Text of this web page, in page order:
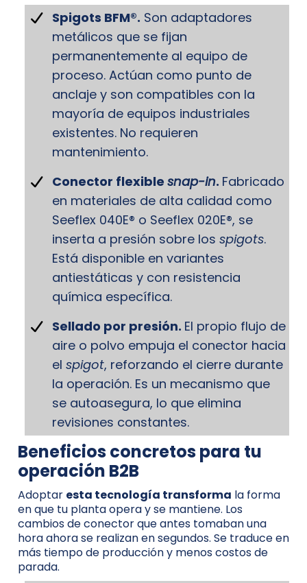
Spigots BFM®. Son adaptadores
metálicos que se fijan
permanentemente al equipo de
proceso. Actúan como punto de
anclaje y son compatibles con la
mayoría de equipos industriales
existentes. No requieren
mantenimiento.
Conector flexible snap-in. Fabricado
en materiales de alta calidad como
Seeflex 040E® o Seeflex 020E®, se
inserta a presión sobre los spigots.
Está disponible en variantes
antiestáticas y con resistencia
química específica.
Sellado por presión. El propio flujo de
aire o polvo empuja el conector hacia
el spigot, reforzando el cierre durante
la operación. Es un mecanismo que
se autoasegura, lo que elimina
revisiones constantes.
Beneficios concretos para tu
operación B2B
Adoptar esta tecnología transforma la forma
en que tu planta opera y se mantiene. Los
cambios de conector que antes tomaban una
hora ahora se realizan en segundos. Se traduce en
más tiempo de producción y menos costos de
parada.